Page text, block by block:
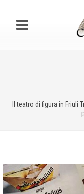
Il teatro di figura in